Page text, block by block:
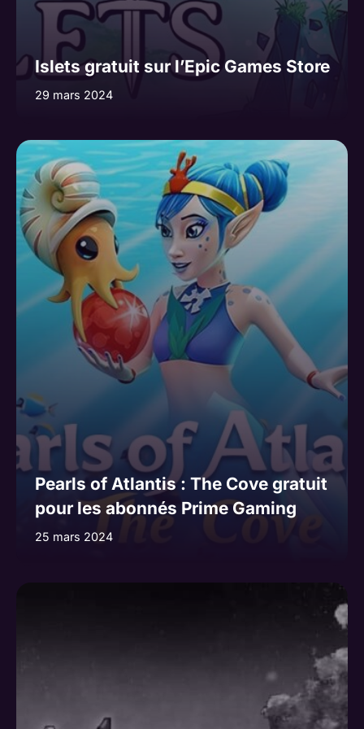
Islets gratuit sur l’Epic Games Store
29 mars 2024
Pearls of Atlantis : The Cove gratuit
pour les abonnés Prime Gaming
25 mars 2024